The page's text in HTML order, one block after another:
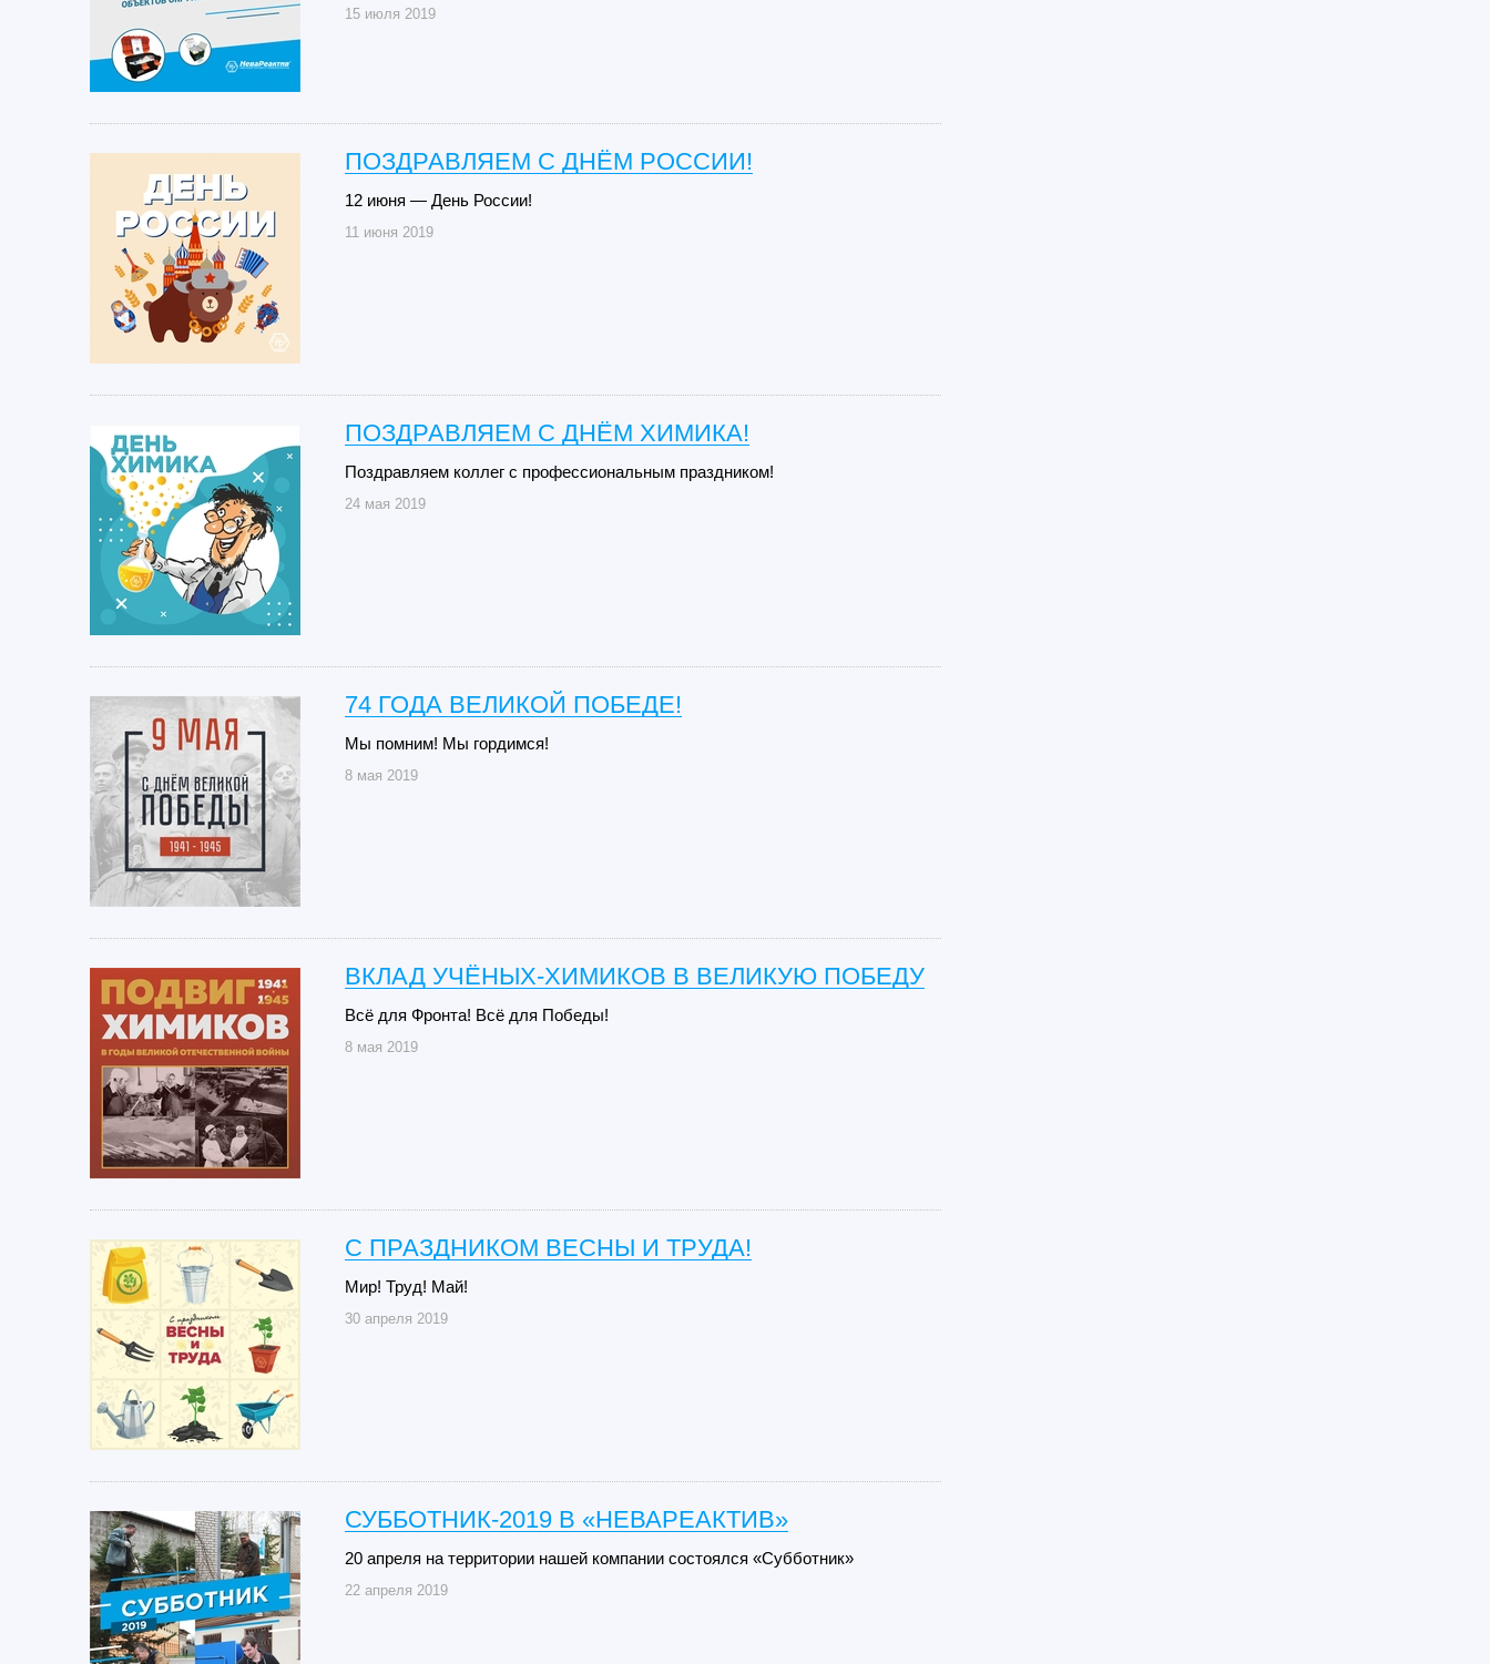
15 июля 2019
ПОЗДРАВЛЯЕМ С ДНЁМ РОССИИ!
12 июня — День России!
11 июня 2019
ПОЗДРАВЛЯЕМ С ДНЁМ ХИМИКА!
Поздравляем коллег с профессиональным праздником!
24 мая 2019
74 ГОДА ВЕЛИКОЙ ПОБЕДЕ!
Мы помним! Мы гордимся!
8 мая 2019
ВКЛАД УЧЁНЫХ-ХИМИКОВ В ВЕЛИКУЮ ПОБЕДУ
Всё для Фронта! Всё для Победы!
8 мая 2019
С ПРАЗДНИКОМ ВЕСНЫ И ТРУДА!
Мир! Труд! Май!
30 апреля 2019
СУББОТНИК-2019 В «НЕВАРЕАКТИВ»
20 апреля на территории нашей компании состоялся «Субботник»
22 апреля 2019